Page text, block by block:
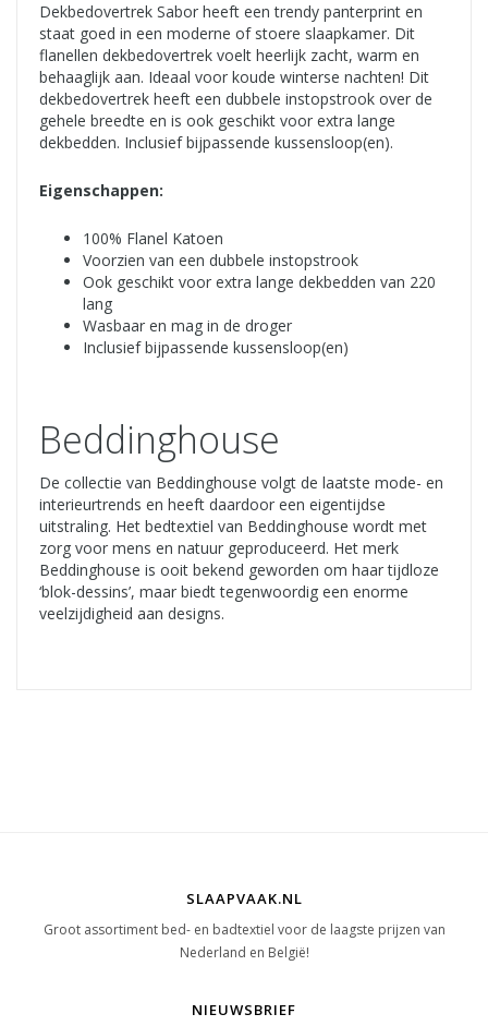
Dekbedovertrek Sabor heeft een trendy panterprint en
staat goed in een moderne of stoere slaapkamer. Dit
flanellen dekbedovertrek voelt heerlijk zacht, warm en
behaaglijk aan. Ideaal voor koude winterse nachten! Dit
dekbedovertrek heeft een dubbele instopstrook over de
gehele breedte en is ook geschikt voor extra lange
dekbedden. Inclusief bijpassende kussensloop(en).
Eigenschappen:
100% Flanel Katoen
Voorzien van een dubbele instopstrook
Ook geschikt voor extra lange dekbedden van 220
lang
Wasbaar en mag in de droger
Inclusief bijpassende kussensloop(en)
Beddinghouse
De collectie van Beddinghouse volgt de laatste mode- en
interieurtrends en heeft daardoor een eigentijdse
uitstraling. Het bedtextiel van Beddinghouse wordt met
zorg voor mens en natuur geproduceerd. Het merk
Beddinghouse is ooit bekend geworden om haar tijdloze
‘blok-dessins’, maar biedt tegenwoordig een enorme
veelzijdigheid aan designs.
SLAAPVAAK.NL
Groot assortiment bed- en badtextiel voor de laagste prijzen van
Nederland en België!
NIEUWSBRIEF